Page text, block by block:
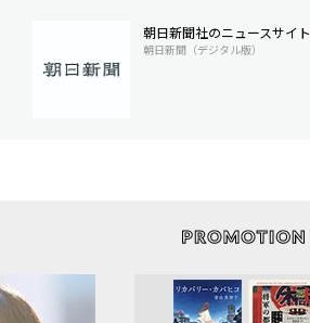
朝日新聞社のニュースサイト
朝日新聞（デジタル版）